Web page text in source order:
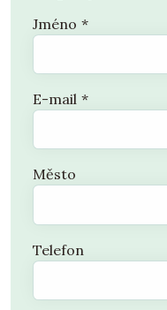
Jméno *
E-mail *
Město
Telefon